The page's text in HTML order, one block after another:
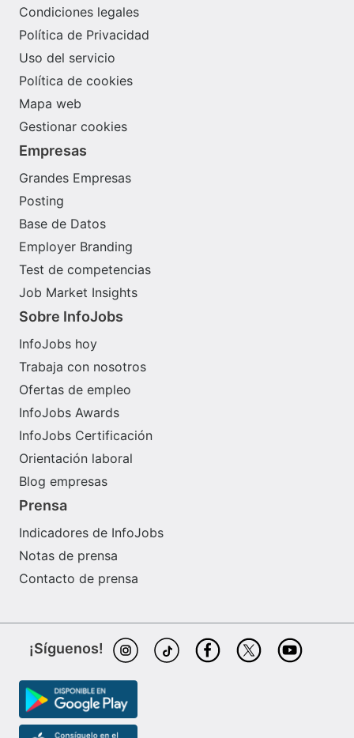
Condiciones legales
Política de Privacidad
Uso del servicio
Política de cookies
Mapa web
Gestionar cookies
Empresas
Grandes Empresas
Posting
Base de Datos
Employer Branding
Test de competencias
Job Market Insights
Sobre InfoJobs
InfoJobs hoy
Trabaja con nosotros
Ofertas de empleo
InfoJobs Awards
InfoJobs Certificación
Orientación laboral
Blog empresas
Prensa
Indicadores de InfoJobs
Notas de prensa
Contacto de prensa
¡Síguenos!